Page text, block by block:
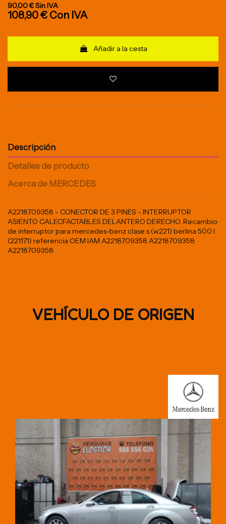
90,00 €Sin IVA
108,90 € Con IVA
Añadir a la cesta
Descripción
Detalles de producto
Acerca de MERCEDES
A2218709358 - CONECTOR DE 3 PINES - INTERRUPTOR
ASIENTO CALECFACTABLES DELANTERO DERECHO. Recambio
de interruptor para mercedes-benz clase s (w221) berlina 500 l
(221.171) referencia OEM IAM A2218709358 A2218709358
A2218709358
VEHÍCULO DE ORIGEN